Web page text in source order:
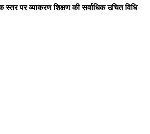
पर व्याकरण शिक्षण की सर्वाधिक उचित विधि